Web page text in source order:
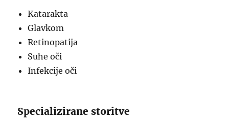
Katarakta
Glavkom
Retinopatija
Suhe oči
Infekcije oči
Specializirane storitve